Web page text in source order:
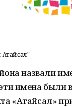
назвали
имена были
«Атайсал»